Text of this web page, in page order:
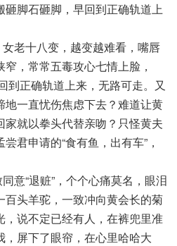
脚石砸脚，早回到正确轨道上
老十八变，越变越难看，嘴唇
，常常五毒攻心七情上脸，
到正确轨道上来，无路可走。又
一直忧伤焦虑下去？难道让黄
就以拳头代替亲吻？只怪黄夫
君申请的“食有鱼，出有车”，
“退赃”，个个心痛莫名，眼泪
头羊驼，一致冲向黄会长的菊
说不定已经有人，在裤兜里准
屏下了眼帘，在心里哈哈大